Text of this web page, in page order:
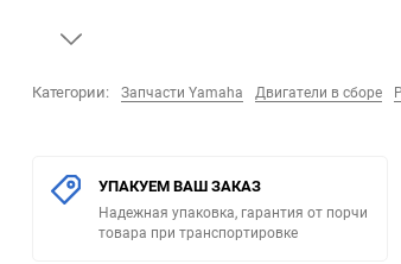
Категории: Запчасти Yamaha Двигатели в сборе
УПАКУЕМ ВАШ ЗАКАЗ
Надежная упаковка, гарантия от порчи
товара при транспортировке